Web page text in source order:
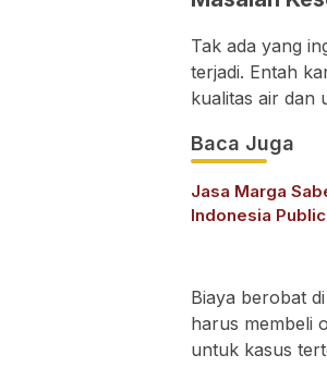
Tak ada yang
terjadi. Entah
kualitas air dan
Baca Juga
Jasa Marga
Indonesia
Biaya berobat
harus membeli
untuk kasus